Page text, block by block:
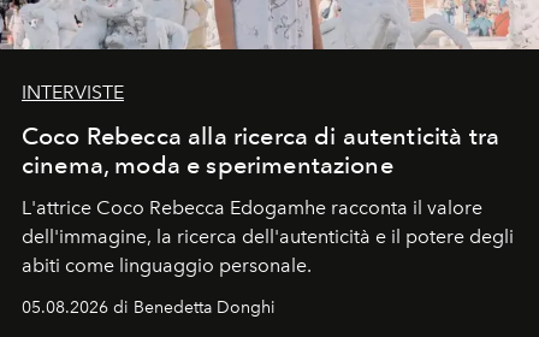
INTERVISTE
Coco Rebecca alla ricerca di autenticità tra
cinema, moda e sperimentazione
L'attrice Coco Rebecca Edogamhe racconta il valore
dell'immagine, la ricerca dell'autenticità e il potere degli
abiti come linguaggio personale.
05.08.2026 di Benedetta Donghi